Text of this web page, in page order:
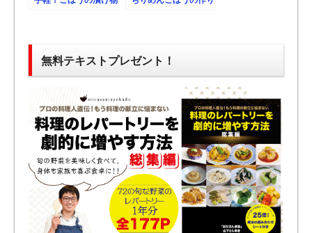
無料テキストプレゼント！